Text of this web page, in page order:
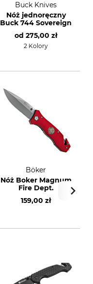
Buck Knives
Nóż jednoręczny
Buck 744 Sovereign
od 275,00 zł
2 Kolory
Böker
Nóż Boker Magnum
Fire Dept.
159,00 zł